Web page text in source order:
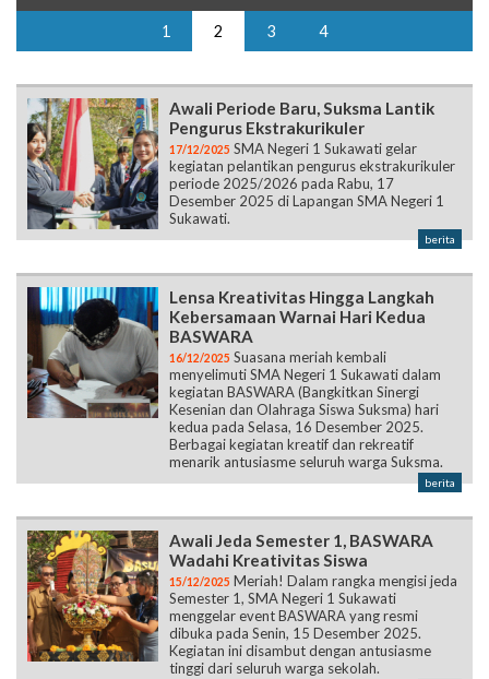
1 2 3 4
Awali Periode Baru, Suksma Lantik
Pengurus Ekstrakurikuler
17/12/2025 SMA Negeri 1 Sukawati gelar
kegiatan pelantikan pengurus ekstrakurikuler
periode 2025/2026 pada Rabu, 17
Desember 2025 di Lapangan SMA Negeri 1
Sukawati.
berita
Lensa Kreativitas Hingga Langkah
Kebersamaan Warnai Hari Kedua
BASWARA
16/12/2025 Suasana meriah kembali
menyelimuti SMA Negeri 1 Sukawati dalam
kegiatan BASWARA (Bangkitkan Sinergi
Kesenian dan Olahraga Siswa Suksma) hari
kedua pada Selasa, 16 Desember 2025.
Berbagai kegiatan kreatif dan rekreatif
menarik antusiasme seluruh warga Suksma.
berita
Awali Jeda Semester 1, BASWARA
Wadahi Kreativitas Siswa
15/12/2025 Meriah! Dalam rangka mengisi jeda
Semester 1, SMA Negeri 1 Sukawati
menggelar event BASWARA yang resmi
dibuka pada Senin, 15 Desember 2025.
Kegiatan ini disambut dengan antusiasme
tinggi dari seluruh warga sekolah.